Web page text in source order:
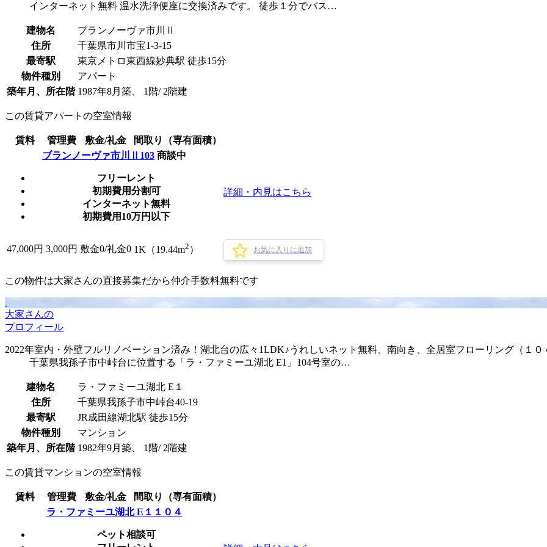
インターネット無料 温水洗浄便座に交換済みです。 徒歩１分でバス…
建物名
ブランノーヴァ市川Ⅱ
住所
千葉県市川市宝1-3-15
最寄駅
東京メトロ東西線妙典駅 徒歩15分
物件種別
アパート
築年月、所在階 1987年8月築、 1階/ 2階建
この賃貸アパートの空室情報
賃料 管理費 敷金/礼金
間取り（専有面積）
ブランノーヴァ市川Ⅱ103 商談中
フリーレント
初期費用分割可
インターネット無料
初期費用10万円以下
詳細・内見はこちら
47,000円 3,000円 敷金0/礼金0 1K（19.44m2 ） お気に入りに追加
この物件は大家さんの直接募集だから仲介手数料無料です
大家さんの
プロフィール
2022年室内・外壁フルリノベーション済み！湖北台の広々1LDK♪うれしいネット無料、南向き、全居室フローリング（１０
千葉県我孫子市中峠台に位置する「ラ・ファミーユ湖北 E1」104号室の…
建物名
ラ・ファミーユ湖北 E１
住所
千葉県我孫子市中峠台40-19
最寄駅
JR成田線湖北駅 徒歩15分
物件種別
マンション
築年月、所在階 1982年9月築、 1階/ 2階建
この賃貸マンションの空室情報
賃料 管理費 敷金/礼金
間取り（専有面積）
ラ・ファミーユ湖北 E１１０４
ペット相談可